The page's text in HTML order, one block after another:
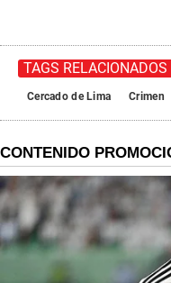
TAGS RELACIONADOS
Cercado de Lima Crimen